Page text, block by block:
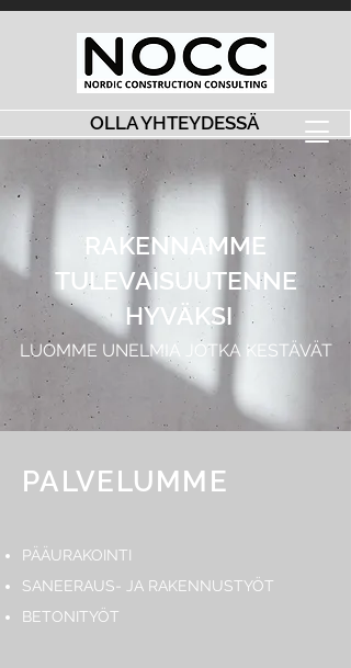
OLLA YHTEYDESSÄ
RAKENNAMME
TULEVAISUUTENNE
HYVÄKSI
LUOMME UNELMIA JOTKA KESTÄVÄT
PALVELUMME
PÄÄURAKOINTI
SANEERAUS- JA RAKENNUSTYÖT
BETONITYÖT